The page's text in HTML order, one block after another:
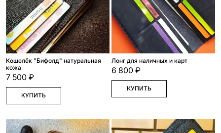
Кошелёк "Бифолд" натуральная
кожа
7 500 ₽
КУПИТЬ
Лонг для наличных и карт
6 800 ₽
КУПИТЬ